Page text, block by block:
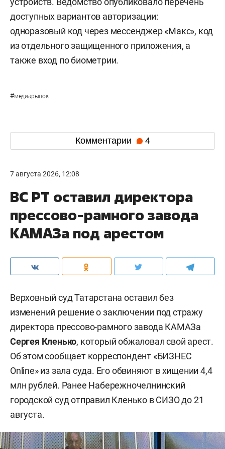
доступных вариантов авторизации:
одноразовый код через мессенджер «Макс», код
из отдельного защищенного приложения, а
также вход по биометрии.
#медиарынок
Комментарии 4
7 августа 2026, 12:08
ВС РТ оставил директора
прессово-рамного завода
КАМАЗа под арестом
Верховный суд Татарстана оставил без
изменений решение о заключении под стражу
директора прессово-рамного завода КАМАЗа
Сергея Кленько, который обжаловал свой арест.
Об этом сообщает корреспондент «БИЗНЕС
Online» из зала суда. Его обвиняют в хищении 4,4
млн рублей. Ранее Набережночелнинский
городской суд отправил Кленько в СИЗО до 21
августа.